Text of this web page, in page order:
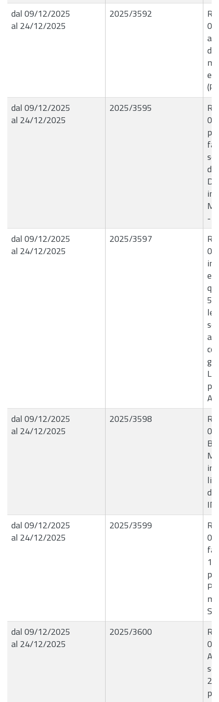
dal 09/12/2025
al 24/12/2025
2025/3592
a
di
dal 09/12/2025
al 24/12/2025
2025/3595
-
dal 09/12/2025
al 24/12/2025
2025/3597
ex
5,
dal 09/12/2025
al 24/12/2025
2025/3598
dal 09/12/2025
al 24/12/2025
2025/3599
dal 09/12/2025
al 24/12/2025
2025/3600